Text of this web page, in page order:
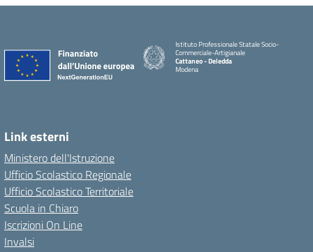
Istituto Professionale Statale Socio-
Commerciale-Artigianale
Cattaneo - Deledda
Modena
Link esterni
Ministero dell'Istruzione
Ufficio Scolastico Regionale
Ufficio Scolastico Territoriale
Scuola in Chiaro
Iscrizioni On Line
Invalsi